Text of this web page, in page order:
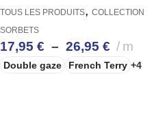
TOUS LES PRODUITS, COLLECTION
SORBETS
17,95 € – 26,95 € m
Double gaze French Terry +4